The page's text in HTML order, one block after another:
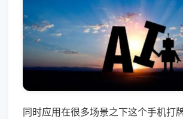
同时应用在很多场景之下这个手机打